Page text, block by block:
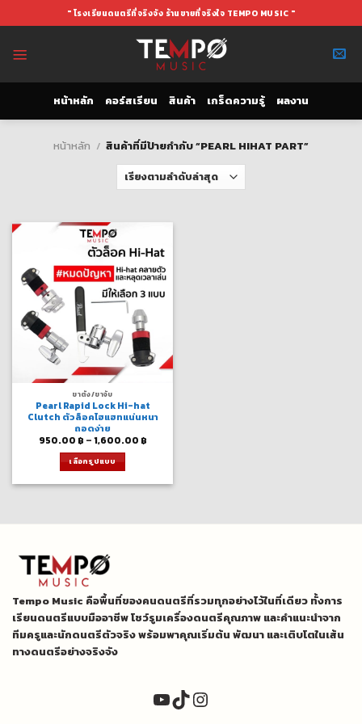
to
" โรงเรียนดนตรีที่จริงจัง ร้านขายที่จริงใจ TEMPO MUSIC "
หน้าหลัก คอร์สเรียน สินค้า เกร็ดความรู้ ผลงาน
หน้าหลัก / สินค้าที่มีป้ายกำกับ “PEARL HIHAT PART”
ขาตั้ง/ขาจับ
Pearl Rapid Lock Hi-hat
Clutch ตัวล็อคไฮแฮทแน่นหนา
ถอดง่าย
950.00 ฿ –1,600.00 ฿Price
เลือกรูปแบบ
product
options
may
chosen
on
the
product
page
Tempo Music คือพื้นที่ของคนดนตรีที่รวมทุกอย่างไว้ในที่เดียว ทั้งการ
เรียนดนตรีแบบมืออาชีพ โชว์รูมเครื่องดนตรีคุณภาพ และคำแนะนำจาก
ทีมครูและนักดนตรีตัวจริง พร้อมพาคุณเริ่มต้น พัฒนา และเติบโตในเส้น
ทางดนตรีอย่างจริงจัง
YouTube
TikTok
Instagram